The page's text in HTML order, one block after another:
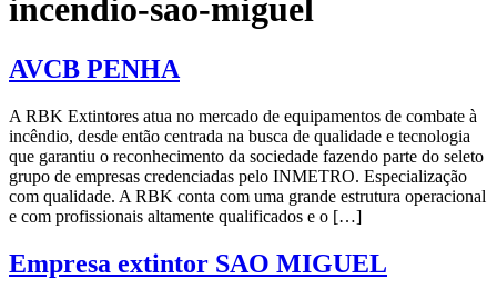
incendio-sao-miguel
AVCB PENHA
A RBK Extintores atua no mercado de equipamentos de combate à
incêndio, desde então centrada na busca de qualidade e tecnologia
que garantiu o reconhecimento da sociedade fazendo parte do seleto
grupo de empresas credenciadas pelo INMETRO. Especialização
com qualidade. A RBK conta com uma grande estrutura operacional
e com profissionais altamente qualificados e o […]
Empresa extintor SAO MIGUEL